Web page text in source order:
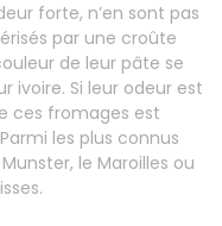
forte, n’en sont pas
par une croûte
de leur pâte se
ivoire. Si leur odeur est
ces fromages est
les plus connus
le Maroilles ou